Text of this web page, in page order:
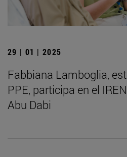
29 | 01 | 2025
Fabbiana Lamboglia,
PPE, participa en el
Abu Dabi